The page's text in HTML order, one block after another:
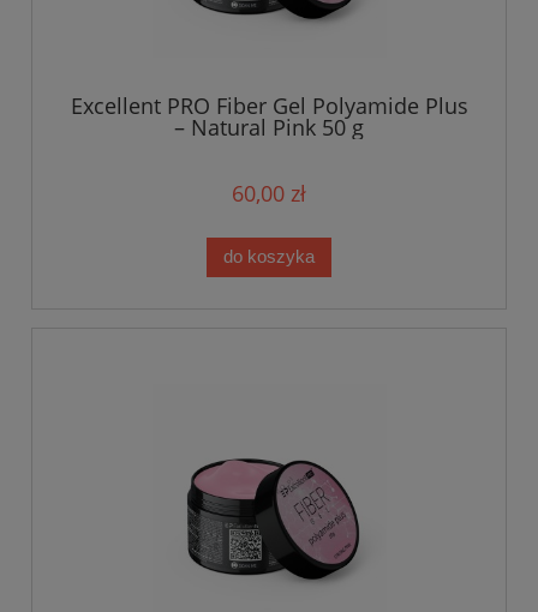
Excellent PRO Fiber Gel Polyamide Plus
– Natural Pink 50 g
60,00 zł
do koszyka